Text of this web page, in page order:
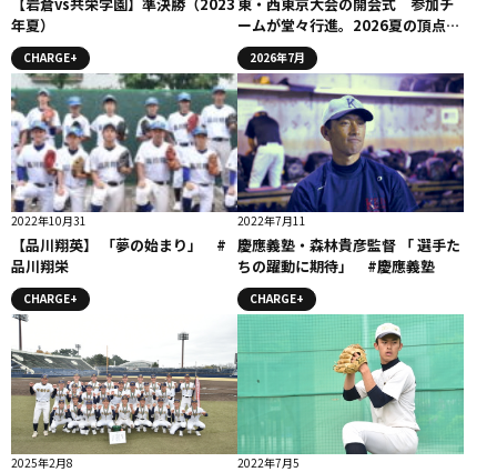
年夏）
CHARGE+
ームが堂々行進。2026夏の頂点へ
挑む
2026年7月
2022年10月31
【品川翔英】 「夢の始まり」 #
品川翔栄
CHARGE+
2022年7月11
慶應義塾・森林貴彦監督 「 選手た
ちの躍動に期待」 #慶應義塾
CHARGE+
2025年2月8 2022年7月5